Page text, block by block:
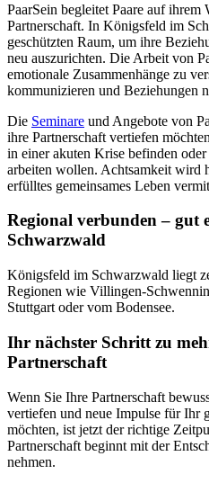
PaarSein begleitet Paare auf
Partnerschaft. In Königsfeld im
geschützten Raum, um ihre
neu auszurichten. Die Arbeit von
emotionale Zusammenhänge zu
kommunizieren und Beziehungen
Die Seminare und Angebote von
ihre Partnerschaft vertiefen
in einer akuten Krise befinden
arbeiten wollen. Achtsamkeit wird
erfülltes gemeinsames Leben
Regional verbunden – gut
Schwarzwald
Königsfeld im Schwarzwald liegt
Regionen wie Villingen-
Stuttgart oder vom Bodensee.
Ihr nächster Schritt zu
Partnerschaft
Wenn Sie Ihre Partnerschaft
vertiefen und neue Impulse für Ihr
möchten, ist jetzt der richtige
Partnerschaft beginnt mit der
nehmen.